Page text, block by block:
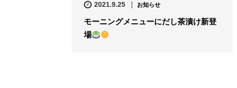
2021.9.25 お知らせ
モーニングメニューにだし茶漬け新登
場